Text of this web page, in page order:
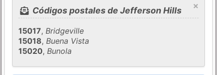
×
Códigos postales de Jefferson Hills
15017,Bridgeville
15018,Buena Vista
15020,Bunola